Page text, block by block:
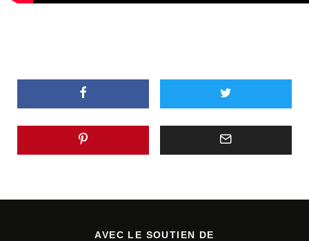
AVEC LE SOUTIEN DE